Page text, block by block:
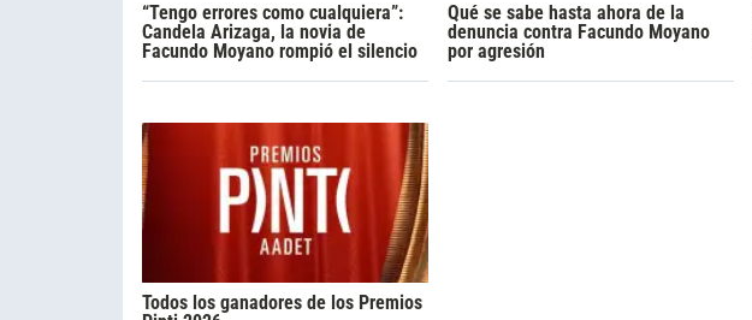
“Tengo errores como cualquiera”:
Candela Arizaga, la novia de
Facundo Moyano rompió el silencio
Qué se sabe hasta ahora de la
denuncia contra Facundo Moyano
por agresión
Todos los ganadores de los Premios